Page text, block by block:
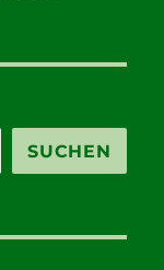
SUCHEN